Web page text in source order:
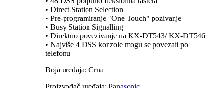
• Direct Station Selection
• Pre-programiranje "One Touch" pozivanje
• Busy Station Signalling
• Direktno povezivanje na KX-DT543/ KX-DT546
• Najviše 4 DSS konzole mogu se povezati po
telefonu
Boja uređaja: Crna
Proizvođač uređaja: Panasonic